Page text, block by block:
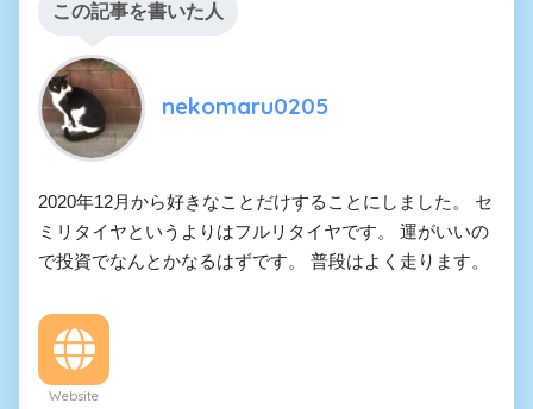
この記事を書いた人
nekomaru0205
2020年12月から好きなことだけすることにしました。 セ
ミリタイヤというよりはフルリタイヤです。 運がいいの
で投資でなんとかなるはずです。 普段はよく走ります。
Website